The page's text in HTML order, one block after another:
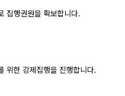
집행권원을 확보합니다.
위한 강제집행을 진행합니다.